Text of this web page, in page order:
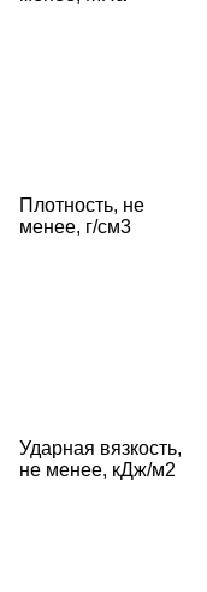
Плотность, не
менее, г/см3
Ударная вязкость,
не менее, кДж/м2